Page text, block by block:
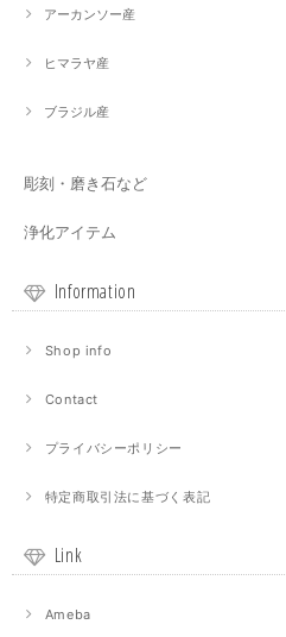
アーカンソー産
ヒマラヤ産
ブラジル産
彫刻・磨き石など
浄化アイテム
Information
Shop info
Contact
プライバシーポリシー
特定商取引法に基づく表記
Link
Ameba